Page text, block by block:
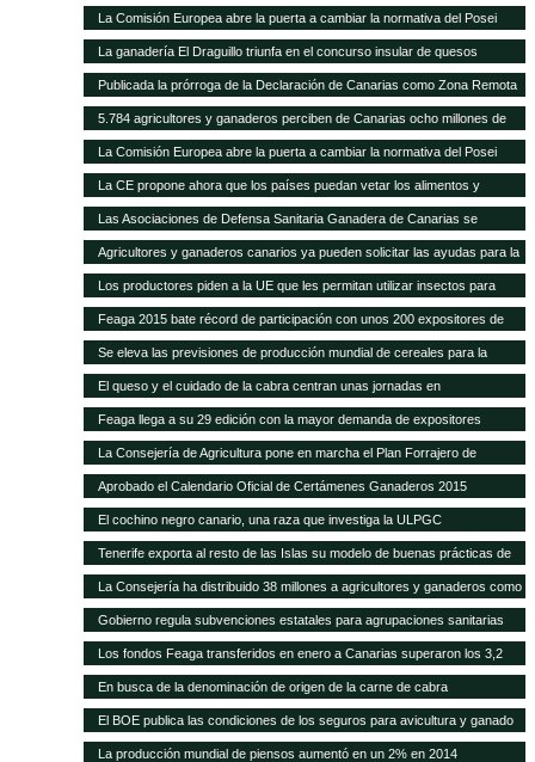
comercialización
La Comisión Europea abre la puerta a cambiar la normativa del Posei
La ganadería El Draguillo triunfa en el concurso insular de quesos
Publicada la prórroga de la Declaración de Canarias como Zona Remota
a efectos de la eliminación de subproductos SANDACH hasta junio de
2018
5.784 agricultores y ganaderos perciben de Canarias ocho millones de
euros en ayudas adicionales POSEI
La Comisión Europea abre la puerta a cambiar la normativa del Posei
La CE propone ahora que los países puedan vetar los alimentos y
piensos transgénicos
Las Asociaciones de Defensa Sanitaria Ganadera de Canarias se
reunirán anualmente en la Feria de Fuerteventura
Agricultores y ganaderos canarios ya pueden solicitar las ayudas para la
contratación de seguros agrarios
Los productores piden a la UE que les permitan utilizar insectos para
fabricar piensos
Feaga 2015 bate récord de participación con unos 200 expositores de
empresas, productores locales y gastronomía tradicional
Se eleva las previsiones de producción mundial de cereales para la
campaña 2014-2015
El queso y el cuidado de la cabra centran unas jornadas en
Fuerteventura
Feaga llega a su 29 edición con la mayor demanda de expositores
La Consejería de Agricultura pone en marcha el Plan Forrajero de
Canarias
Aprobado el Calendario Oficial de Certámenes Ganaderos 2015
El cochino negro canario, una raza que investiga la ULPGC
Tenerife exporta al resto de las Islas su modelo de buenas prácticas de
higiene para queserías
La Consejería ha distribuido 38 millones a agricultores y ganaderos como
ayudas adicionales POSEI
Gobierno regula subvenciones estatales para agrupaciones sanitarias
ganaderas
Los fondos Feaga transferidos en enero a Canarias superaron los 3,2
millones
En busca de la denominación de origen de la carne de cabra
El BOE publica las condiciones de los seguros para avicultura y ganado
equino
La producción mundial de piensos aumentó en un 2% en 2014